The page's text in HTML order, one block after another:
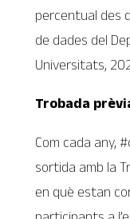
percentual des
de dades del
Universitats,
Trobada
Com cada any,
sortida amb la
en què estan